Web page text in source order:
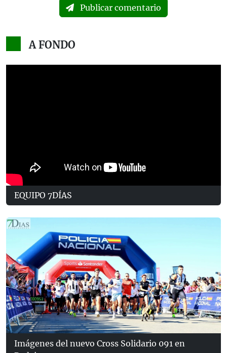
Publicar comentario
A FONDO
EQUIPO 7DÍAS
Imágenes del nuevo Cross Solidario 091 en